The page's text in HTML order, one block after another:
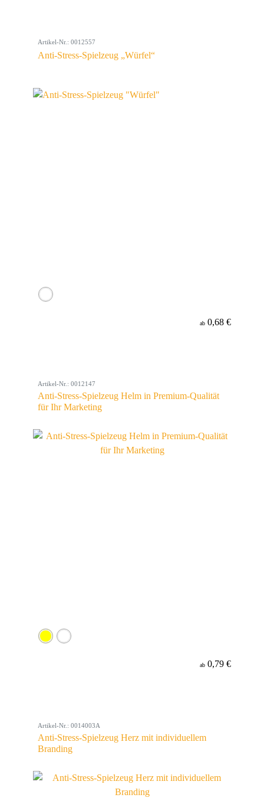
Artikel-Nr.: 0012557
Anti-Stress-Spielzeug „Würfel“
ab 0,68 €
Artikel-Nr.: 0012147
Anti-Stress-Spielzeug Helm in Premium-Qualität
für Ihr Marketing
ab 0,79 €
Artikel-Nr.: 0014003A
Anti-Stress-Spielzeug Herz mit individuellem
Branding